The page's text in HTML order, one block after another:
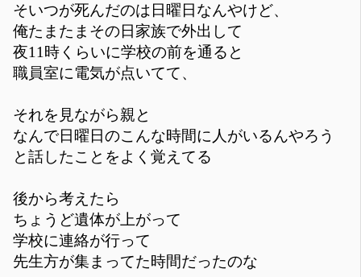
そいつが死んだのは日曜日なんやけど、
俺たまたまその日家族で外出して
夜11時くらいに学校の前を通ると
職員室に電気が点いてて、
それを見ながら親と
なんで日曜日のこんな時間に人がいるんやろう
と話したことをよく覚えてる
後から考えたら
ちょうど遺体が上がって
学校に連絡が行って
先生方が集まってた時間だったのな